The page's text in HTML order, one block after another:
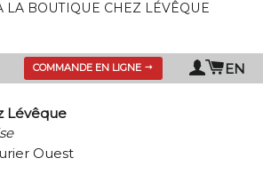
LA BOUTIQUE CHEZ LÉVÊQUE
COMMANDE EN LIGNE
Se EN
Lévêque
Ouest